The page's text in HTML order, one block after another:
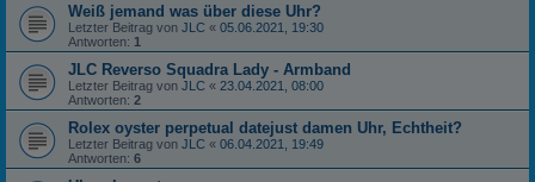
Weiß jemand was über diese Uhr?
Letzter Beitrag von JLC « 05.06.2021, 19:30
Antworten: 1
JLC Reverso Squadra Lady - Armband
Letzter Beitrag von JLC « 23.04.2021, 08:00
Antworten: 2
Rolex oyster perpetual datejust damen Uhr, Echtheit?
Letzter Beitrag von JLC « 06.04.2021, 19:49
Antworten: 6